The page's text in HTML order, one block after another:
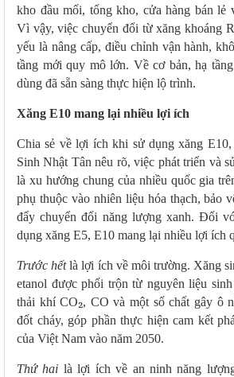
kho đầu mối, tổng kho, cửa hàng bán lẻ
Vì vậy, việc chuyển đổi từ xăng khoáng
yếu là nâng cấp, điều chỉnh vận hành,
tầng mới quy mô lớn. Về cơ bản, hạ
dùng đã sẵn sàng thực hiện lộ trình.
Xăng E10 mang lại nhiều lợi ích
Chia sẻ về lợi ích khi sử dụng xăng
Sinh Nhật Tân nêu rõ, việc phát triển và
là xu hướng chung của nhiều quốc gia
phụ thuộc vào nhiên liệu hóa thạch, bảo
đẩy chuyển đổi năng lượng xanh. Đối
dụng xăng E5, E10 mang lại nhiều lợi ích
Trước hếtlà lợi ích về môi trường. Xăng
etanol được phối trộn từ nguyên liệu
thải khí CO₂, CO và một số chất gây ô
đốt cháy, góp phần thực hiện cam kết
của Việt Nam vào năm 2050.
Thứ hai là lợi ích về an ninh năng